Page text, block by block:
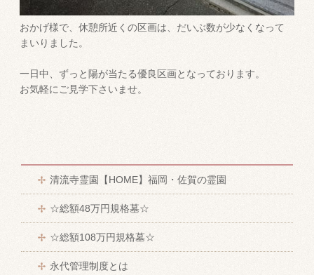
おかげ様で、休憩所近くの区画は、だいぶ数が少なくなって
まいりました。
一日中、ずっと陽が当たる優良区画となっております。
お気軽にご見学下さいませ。
清流寺霊園【HOME】福岡・佐賀の霊園
☆総額48万円規格墓☆
☆総額108万円規格墓☆
永代管理制度とは